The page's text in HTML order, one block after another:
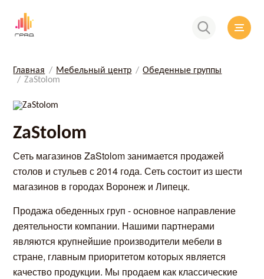
Главная Мебельный центр
Обеденные группы
ZaStolom
ZaStolom
Сеть магазинов ZaStolom занимается продажей
столов и стульев с 2014 года. Сеть состоит из шести
магазинов в городах Воронеж и Липецк.
Продажа обеденных груп - основное направление
деятельности компании. Нашими партнерами
являются крупнейшие производители мебели в
стране, главным приоритетом которых является
качество продукции. Мы продаем как классические